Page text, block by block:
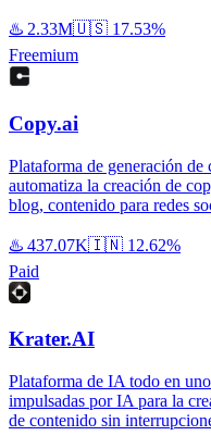
♨️ 2.33M🇺🇸 17.53%
Freemium
Copy.ai
Plataforma de generación
automatiza la creación de
blog, contenido para redes
♨️ 437.07K🇮🇳 12.62%
Paid
Krater.AI
Plataforma de IA todo en
impulsadas por IA para la
de contenido sin